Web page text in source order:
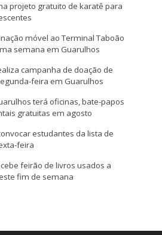
projeto gratuito de karatê para
móvel ao Terminal Taboão
semana em Guarulhos
campanha de doação de
feira em Guarulhos
terá oficinas, bate-papos
gratuitas em agosto
estudantes da lista de
feira
feirão de livros usados a
fim de semana